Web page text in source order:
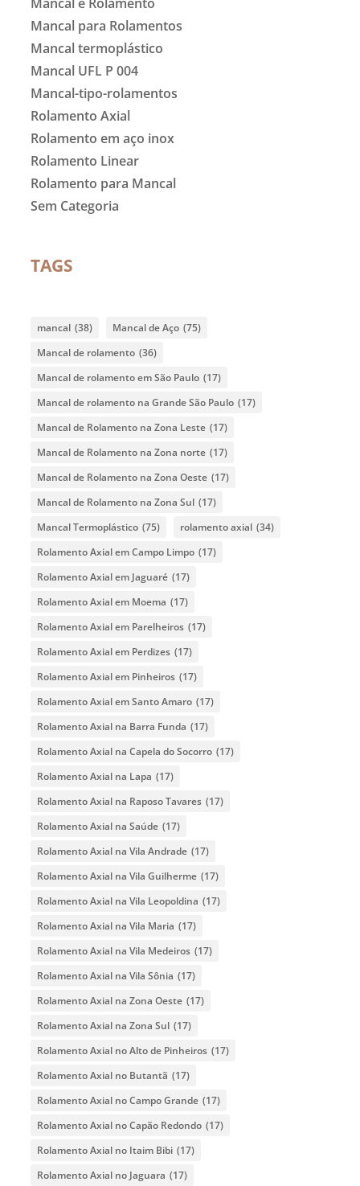
Mancal para Rolamentos
Mancal termoplástico
Mancal UFL P 004
Mancal-tipo-rolamentos
Rolamento Axial
Rolamento em aço inox
Rolamento Linear
Rolamento para Mancal
Sem Categoria
TAGS
mancal (38) Mancal de Aço (75)
Mancal de rolamento (36)
Mancal de rolamento em São Paulo (17)
Mancal de rolamento na Grande São Paulo (17)
Mancal de Rolamento na Zona Leste (17)
Mancal de Rolamento na Zona norte (17)
Mancal de Rolamento na Zona Oeste (17)
Mancal de Rolamento na Zona Sul (17)
Mancal Termoplástico (75) rolamento axial (34)
Rolamento Axial em Campo Limpo (17)
Rolamento Axial em Jaguaré (17)
Rolamento Axial em Moema (17)
Rolamento Axial em Parelheiros (17)
Rolamento Axial em Perdizes (17)
Rolamento Axial em Pinheiros (17)
Rolamento Axial em Santo Amaro (17)
Rolamento Axial na Barra Funda (17)
Rolamento Axial na Capela do Socorro (17)
Rolamento Axial na Lapa (17)
Rolamento Axial na Raposo Tavares (17)
Rolamento Axial na Saúde (17)
Rolamento Axial na Vila Andrade (17)
Rolamento Axial na Vila Guilherme (17)
Rolamento Axial na Vila Leopoldina (17)
Rolamento Axial na Vila Maria (17)
Rolamento Axial na Vila Medeiros (17)
Rolamento Axial na Vila Sônia (17)
Rolamento Axial na Zona Oeste (17)
Rolamento Axial na Zona Sul (17)
Rolamento Axial no Alto de Pinheiros (17)
Rolamento Axial no Butantã (17)
Rolamento Axial no Campo Grande (17)
Rolamento Axial no Capão Redondo (17)
Rolamento Axial no Itaim Bibi (17)
Rolamento Axial no Jaguara (17)